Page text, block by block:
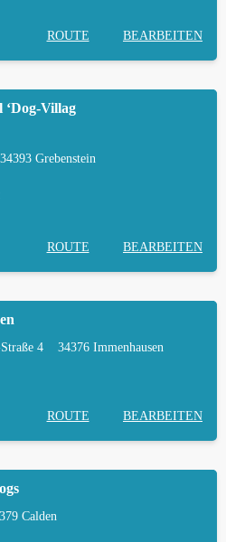
ZUR HUNDESCHULE IN
IN
ROUTE BEARBEITEN
‘Dog-Villag
34393 Grebenstein
ROUTE BEARBEITEN
4 34376 Immenhausen
ROUTE BEARBEITEN
Calden